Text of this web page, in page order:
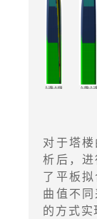
对于塔
析后，
了平板
曲值不
的方式实